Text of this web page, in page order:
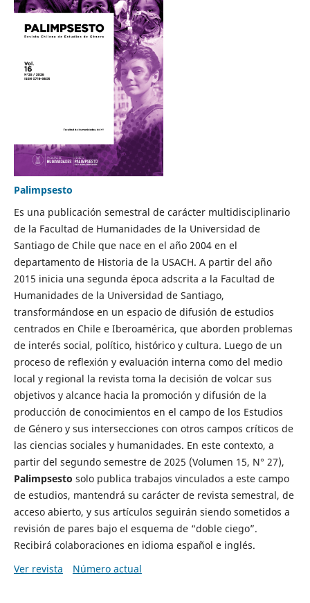
Palimpsesto
Es una publicación semestral de carácter multidisciplinario
de la Facultad de Humanidades de la Universidad de
Santiago de Chile que nace en el año 2004 en el
departamento de Historia de la USACH. A partir del año
2015 inicia una segunda época adscrita a la Facultad de
Humanidades de la Universidad de Santiago,
transformándose en un espacio de difusión de estudios
centrados en Chile e Iberoamérica, que aborden problemas
de interés social, político, histórico y cultura. Luego de un
proceso de reflexión y evaluación interna como del medio
local y regional la revista toma la decisión de volcar sus
objetivos y alcance hacia la promoción y difusión de la
producción de conocimientos en el campo de los Estudios
de Género y sus intersecciones con otros campos críticos de
las ciencias sociales y humanidades. En este contexto, a
partir del segundo semestre de 2025 (Volumen 15, N° 27),
Palimpsesto solo publica trabajos vinculados a este campo
de estudios, mantendrá su carácter de revista semestral, de
acceso abierto, y sus artículos seguirán siendo sometidos a
revisión de pares bajo el esquema de “doble ciego”.
Recibirá colaboraciones en idioma español e inglés.
Ver revista
Número actual